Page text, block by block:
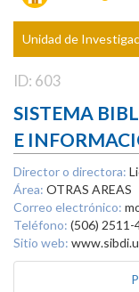
Unidad de
ID: 603
SISTEMA
E
Director o directora:
Área: OTRAS AREAS
Correo electrónico:
Teléfono: (506) 2511-
Sitio web: